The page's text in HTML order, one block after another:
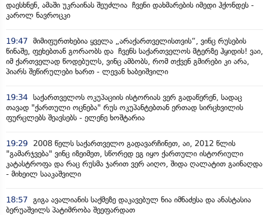
დაესხნენ, ამაში უკრაინას შეუძლია ჩვენი დახმარების იმედი ჰქონდეს -
კაროლ ნავროცკი
19:47 მიმიფურთხებია ყველა „არაქართველისთვის“, ვინც რუსების
წინაშე, ფეხებთან გორაობს და ჩვენს საქართველოს მტერზე ჰყიდის! ვაი,
იმ ქართველად წოდებულს, ვინც ამბობს, რომ თქვენ გმირები კი არა,
პიარს შეწირულები ხართ - ლევან ხაბეიშვილი
19:34 საქართველოს ოკუპაციის ისტორიას ვერ გადაწერენ, სადაც
თავად "ქართული ოცნება" რუს ოკუპანტებთან ერთად სირცხვილის
ფურცლებს შეავსებს - ელენე ხოშტარია
19:29
2008 წელს საქართველო გადავარჩინეთ, აი, 2012 წლის
"გამარჯვება" ვინც იზეიმეთ, სწორედ ეგ იყო ქართული ისტორიული
კატასტროფა და რაც რუსმა ჯარით ვერ აიღო, შიდა ღალატით გაინაღდა
- მიხეილ სააკაშვილი
18:57 გიგა ავალიანის საქმეზე დაკავებულ ნია იმნაძესა და ანასტასია
ბერუაშვილს პატიმრობა შეეფარდათ